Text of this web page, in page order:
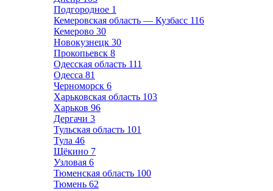
Подгородное 1
Кемеровская область — Кузбасс 116
Кемерово 30
Новокузнецк 30
Прокопьевск 8
Одесская область 111
Одесса 81
Черноморск 6
Харьковская область 103
Харьков 96
Дергачи 3
Тульская область 101
Тула 46
Щёкино 7
Узловая 6
Тюменская область 100
Тюмень 62